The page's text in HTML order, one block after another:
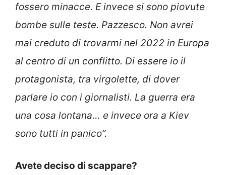
fossero minacce. E invece si sono piovute
bombe sulle teste. Pazzesco. Non avrei
mai creduto di trovarmi nel 2022 in Europa
al centro di un conflitto. Di essere io il
protagonista, tra virgolette, di dover
parlare io con i giornalisti. La guerra era
una cosa lontana… e invece ora a Kiev
sono tutti in panico”.
Avete deciso di scappare?